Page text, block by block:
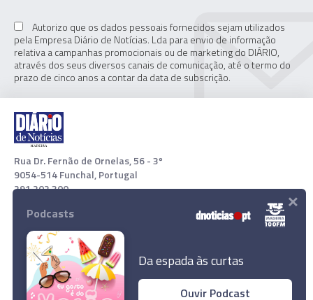
Autorizo que os dados pessoais fornecidos sejam utilizados
pela Empresa Diário de Notícias. Lda para envio de informação
relativa a campanhas promocionais ou de marketing do DIÁRIO,
através dos seus diversos canais de comunicação, até o termo do
prazo de cinco anos a contar da data de subscrição.
Rua Dr. Fernão de Ornelas, 56 - 3º
9054-514 Funchal, Portugal
291 202 300
Download App
Podcasts
Da espada às curtas
Ouvir Podcast
×